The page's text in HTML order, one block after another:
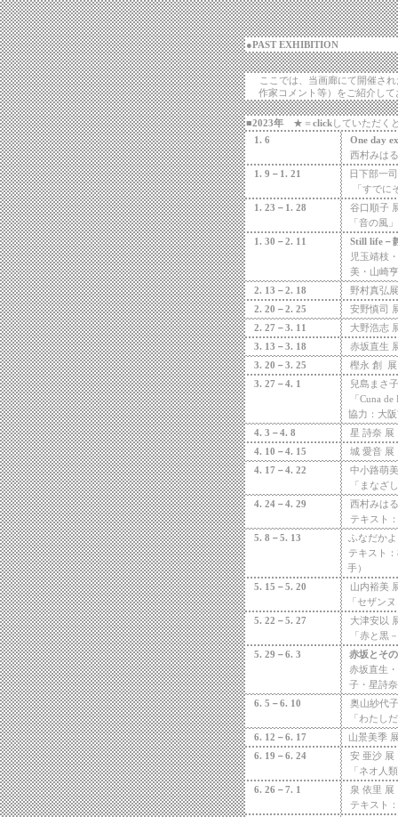
●PAST EXHIBITION
ここでは、当画廊にて開催さ
作家コメント等）をご紹介し
■2023年 ★＝ clickしていただく
1. 6
One day
西村みは
1. 9 － 1. 21
日下部一司
「すでに
1. 23 － 1. 28 谷口順子
「音の風」
1. 30 －2. 11 Still life －
児玉靖枝
美・山崎
2. 13 －2. 18
野村真
2. 20 －2. 25 安野慎司
2. 27 －3. 11 大野浩志
3. 13 －3. 18 赤坂直生
3. 20 －3. 25 樫永 創
3. 27 －4. 1
兒島まさ子
「Cuna de
協力：大
4. 3 －4. 8 星 詩奈
4. 10 －4. 15 城 愛音
4. 17 －4. 22
中小路萌美
「まなざ
4. 24 －4. 29
西村みはる
テキスト
5. 8 －5. 13
ふなだかよ
テキスト
手）
5. 15 －5. 20 山内裕美
「セザン
5. 22 －5. 27 大津安以
「赤と黒
5. 29 －6. 3
赤坂とそ
赤坂直生
子・星詩奈
6. 5 －6. 10
奥山紗代子
「わたし
6. 12 －6. 17 山景美季
6. 19 －6. 24 安 亜沙
「ネオ人
6. 26 －7. 1 泉 依里
テキスト